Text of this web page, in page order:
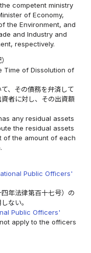
competent ministry
of Economy,
the Environment, and
and Industry and
respectively.
Time of Dissolution of
、その債務を弁済して
者に対し、その出資額
any residual assets
the residual assets
of the amount of each
Public Officers'
四年法律第百十七号）の
ない。
Public Officers'
apply to the officers